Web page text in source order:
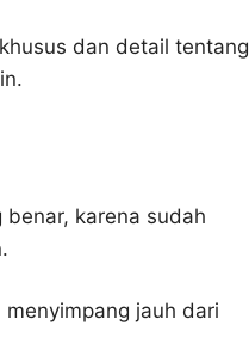
dan detail tentang
karena sudah
jauh dari